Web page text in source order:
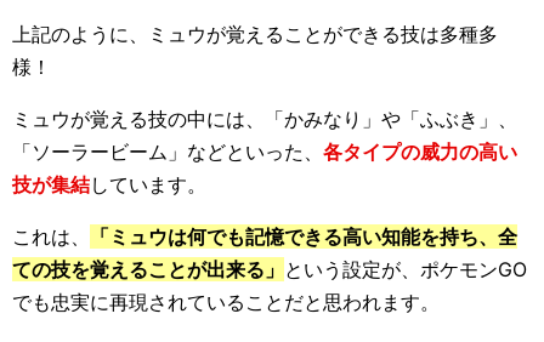
上記のように、ミュウが覚えることができる技は多種多
様！
ミュウが覚える技の中には、「かみなり」や「ふぶき」、
「ソーラービーム」などといった、 各タイプの威力の高い
技が集結しています。
これは、
「ミュウは何でも記憶できる高い知能を持ち、全
ての技を覚えることが出来る」 という設定が、ポケモンGO
でも忠実に再現されていることだと思われます。